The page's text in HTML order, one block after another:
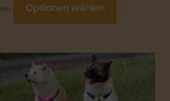
Optionen wählen